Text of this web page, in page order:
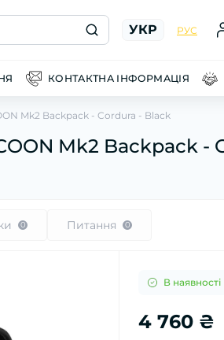
УКР РУС
КОНТАКТНА ІНФОРМАЦІЯ
Mk2 Backpack - Cordura - Black
Mk2 Backpack -
0 Питання 0
В наявності
4 760 ₴